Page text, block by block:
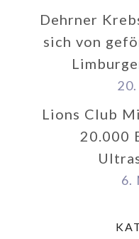
Dehrner
sich von
Lions Club
20.000
6.